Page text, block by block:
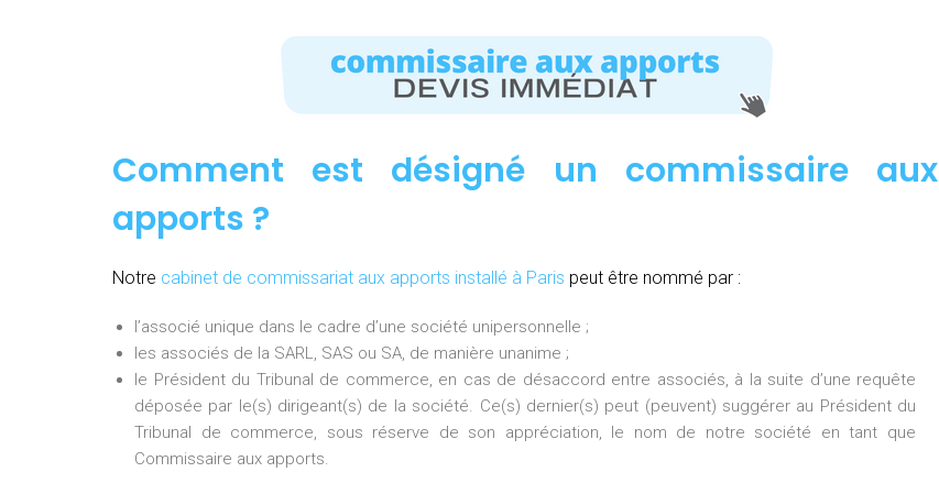
Comment est désigné un commissaire aux
apports ?
Notre cabinet de commissariat aux apports installé à Paris peut être nommé par :
l’associé unique dans le cadre d’une société unipersonnelle ;
les associés de la SARL, SAS ou SA, de manière unanime ;
le Président du Tribunal de commerce, en cas de désaccord entre associés, à la suite d’une requête
déposée par le(s) dirigeant(s) de la société. Ce(s) dernier(s) peut (peuvent) suggérer au Président du
Tribunal de commerce, sous réserve de son appréciation, le nom de notre société en tant que
Commissaire aux apports.